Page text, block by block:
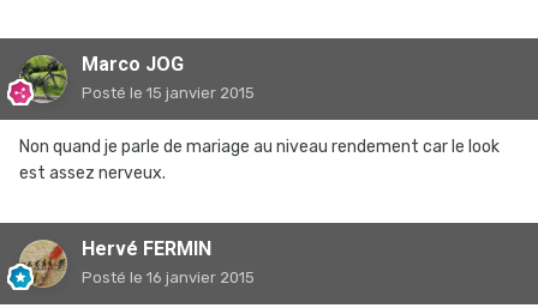
Marco JOG
Posté le 15 janvier 2015
Non quand je parle de mariage au niveau rendement car le look
est assez nerveux.
Hervé FERMIN
Posté le 16 janvier 2015